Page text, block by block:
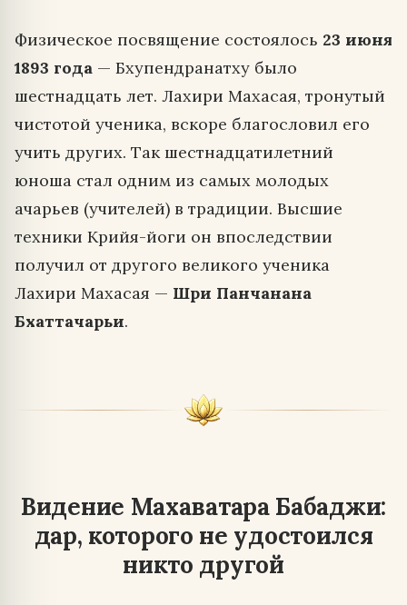
Физическое посвящение состоялось 23 июня
1893 года — Бхупендранатху было
шестнадцать лет. Лахири Махасая, тронутый
чистотой ученика, вскоре благословил его
учить других. Так шестнадцатилетний
юноша стал одним из самых молодых
ачарьев (учителей) в традиции. Высшие
техники Крийя-йоги он впоследствии
получил от другого великого ученика
Лахири Махасая — Шри Панчанана
Бхаттачарьи.
Видение Махаватара Бабаджи:
дар, которого не удостоился
никто другой